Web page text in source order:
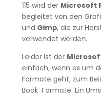
115 wird der Microsoft
begleitet von den
und Gimp, die zur
verwendet werden.
Leider ist der
einfach, wenn es um
Formate geht, zum
Book-Formate. Ein